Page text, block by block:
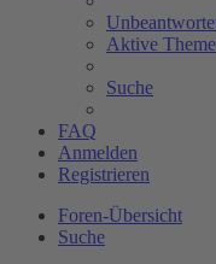
Aktive
Suche
FAQ
Anmelden
Registrieren
Foren-Übersicht
Suche